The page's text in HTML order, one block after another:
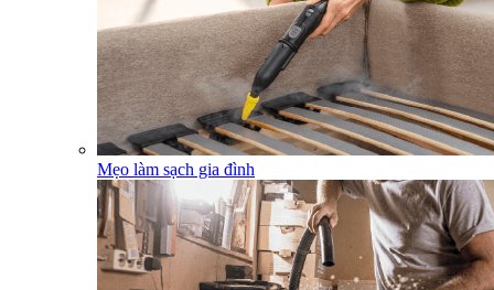
Mẹo làm sạch gia đình